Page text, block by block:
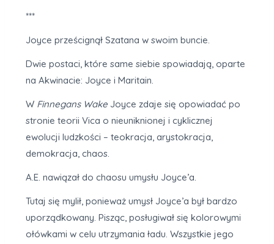
***
Joyce prześcignął Szatana w swoim buncie.
Dwie postaci, które same siebie spowiadają, oparte
na Akwinacie: Joyce i Maritain.
W Finnegans Wake Joyce zdaje się opowiadać po
stronie teorii Vica o nieuniknionej i cyklicznej
ewolucji ludzkości – teokracja, arystokracja,
demokracja, chaos.
A.E. nawiązał do chaosu umysłu Joyce’a.
Tutaj się mylił, ponieważ umysł Joyce’a był bardzo
uporządkowany. Pisząc, posługiwał się kolorowymi
ołówkami w celu utrzymania ładu. Wszystkie jego